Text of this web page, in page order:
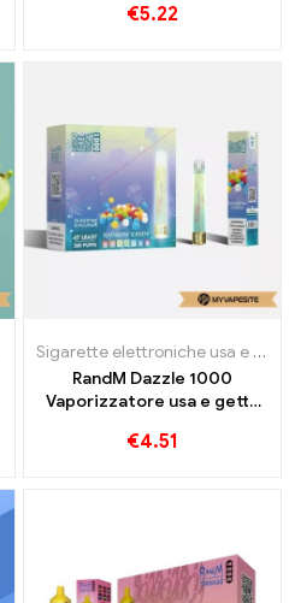
€5.22
,Sigarette elettroniche usa eSigarette elettroniche usa e getta
RandM Dazzle 1000
Vaporizzatore usa e getta
€4.51